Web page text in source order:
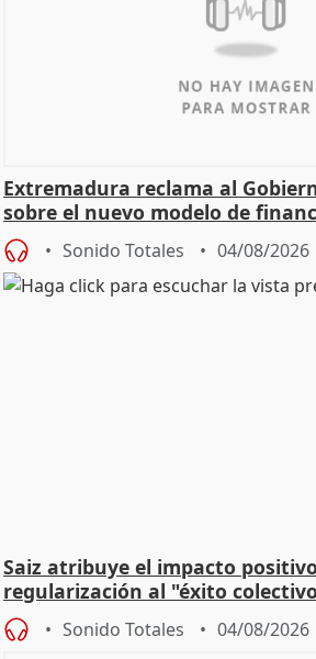
Extremadura reclama al
sobre el nuevo modelo de
Sonido Totales 04/08/2026
Saiz atribuye el impacto
regularización al "éxito
Sonido Totales 04/08/2026